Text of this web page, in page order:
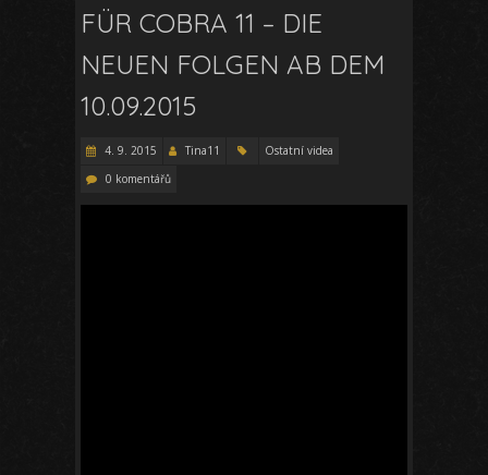
FÜR COBRA 11 – DIE
NEUEN FOLGEN AB DEM
10.09.2015
4. 9. 2015 Tina11
Ostatní videa
0 komentářů